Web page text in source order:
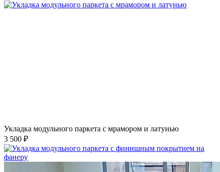
Укладка модульного паркета с мрамором и латунью
3 500 ₽